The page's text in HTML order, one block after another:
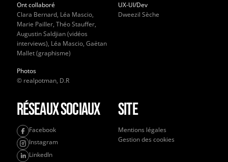
Ont collaboré
Clara Bernard, Léa Mascio,
Marie Pailler, Théo Stauffer,
Augustin Saldjian (vidéos
interviews), Léa Mascio, Gaëtan
Mallet (graphisme)
UX-UI/Dev
Dweezil Sèche
Photos
© realpotman, D.R
Réseaux sociaux
Facebook
Instagram
LinkedIn
Site
Mentions légales
Gestion des cookies